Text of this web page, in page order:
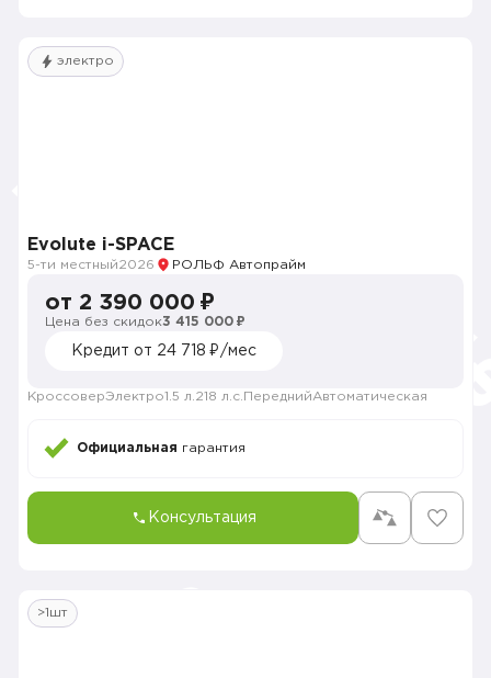
электро
Evolute i-SPACE
5-ти местный2026 РОЛЬФ Автопрайм
от 2 390 000 ₽
Цена без скидок3 415 000 ₽
Кредит от 24 718 ₽/мес
КроссоверЭлектро1.5 л. 218 л.с. ПереднийАвтоматическая
Официальная гарантия
Консультация
>1шт